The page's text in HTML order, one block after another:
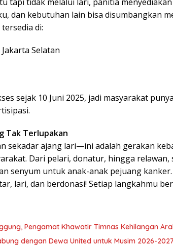
dan kebutuhan lain bisa disumbangkan
di:
Selatan
sejak 10 Juni 2025, jadi masyarakat
Tak Terlupakan
sekadar ajang lari—ini adalah gerakan
Dari pelari, donatur, hingga relawan,
senyum untuk anak-anak pejuang kanker.
lari, dan berdonasi! Setiap langkahmu
Pengamat Khawatir Timnas Kehilangan
dengan Dewa United untuk Musim 2026-2027